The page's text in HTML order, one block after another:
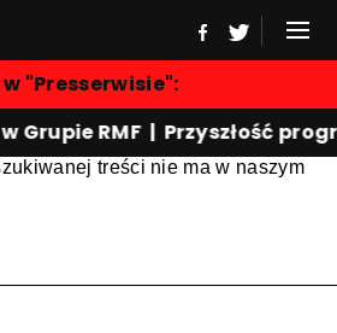
w "Presserwisie":
RMF | Przyszłość
treści nie ma w naszym